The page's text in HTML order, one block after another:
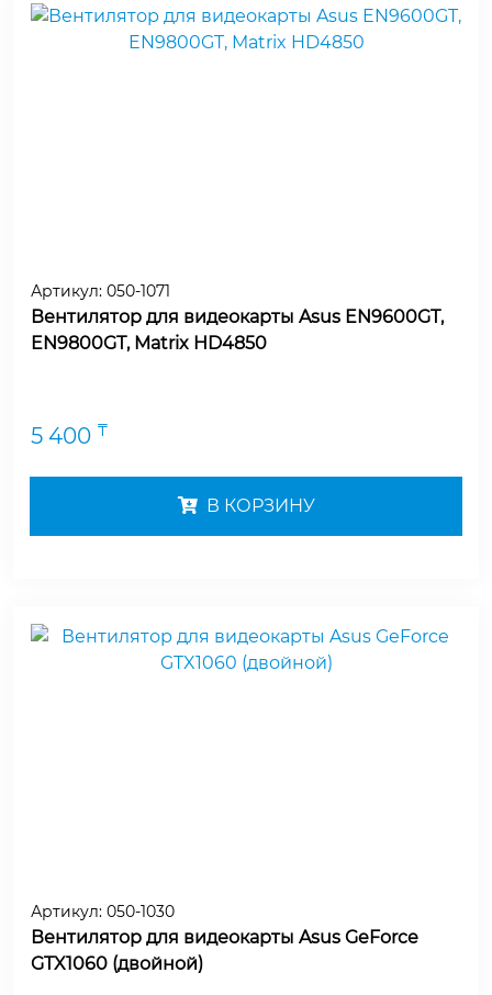
Артикул: 050-1071
Вентилятор для видеокарты Asus EN9600GT,
EN9800GT, Matrix HD4850
5 400 ₸
В КОРЗИНУ
Артикул: 050-1030
Вентилятор для видеокарты Asus GeForce
GTX1060 (двойной)